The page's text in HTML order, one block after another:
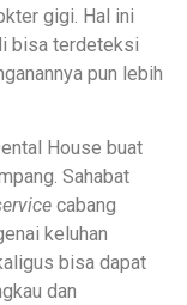
gigi. Hal ini
bisa terdeteksi
pun lebih
House buat
Sahabat
cabang
keluhan
bisa dapat
dan